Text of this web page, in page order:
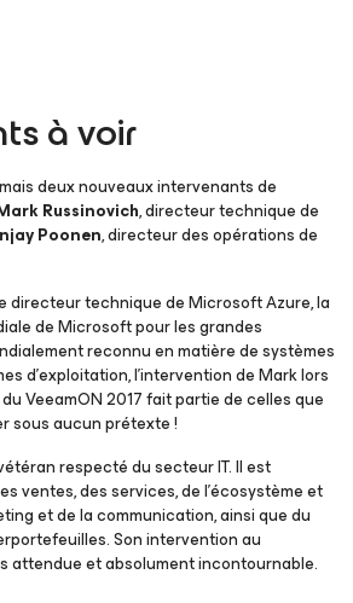
à voir
deux nouveaux intervenants de
Russinovich, directeur technique de
Poonen, directeur des opérations de
directeur technique de Microsoft Azure, la
de Microsoft pour les grandes
reconnu en matière de systèmes
d’exploitation, l’intervention de Mark lors
VeeamON 2017 fait partie de celles que
sous aucun prétexte !
respecté du secteur IT. Il est
ventes, des services, de l’écosystème et
et de la communication, ainsi que du
Son intervention au
attendue et absolument incontournable.